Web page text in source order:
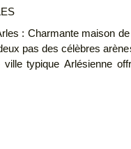
: Charmante maison
pas des célèbres arènes
ville typique Arlésienne